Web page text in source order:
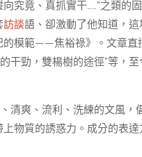
究竟、真抓實干……”之類的
訪談語、卻激動了他知道，這
的模範——焦裕祿》。文章直
干勁，雙楊樹的途徑”等，至
清爽、流利、洗練的文風，
物質的誘惑力。成分的表達